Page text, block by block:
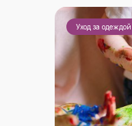
Уход за одеждой